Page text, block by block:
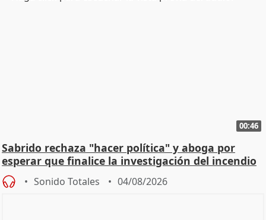
00:46
Sabrido rechaza "hacer política" y aboga por
esperar que finalice la investigación del incendio
Sonido Totales 04/08/2026